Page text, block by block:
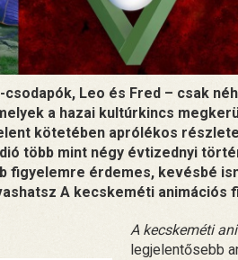
Leo és Fred – csak
a hazai kultúrkincs
kötetében aprólékos
több mint négy évtizednyi
figyelemre érdemes, kevésbé
A kecskeméti animációs
A kecskeméti
legjelentősebb